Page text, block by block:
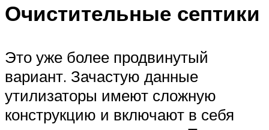
Очистительные септики
Это уже более продвинутый
вариант. Зачастую данные
утилизаторы имеют сложную
конструкцию и включают в себя